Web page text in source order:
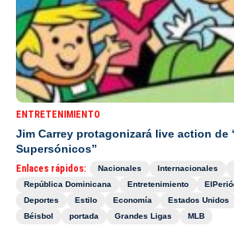
ENTRETENIMIENTO
Jim Carrey protagonizará live action de
Supersónicos”
Enlaces rápidos: Nacionales Internacionales
República Dominicana
Entretenimiento
Deportes
Estilo Economía Estados Unidos
Béisbol
portada Grandes Ligas MLB